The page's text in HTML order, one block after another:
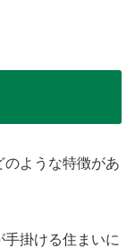
のような特徴があ
掛ける住まいに